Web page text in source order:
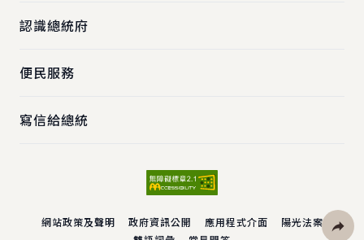
認識總統府
便民服務
寫信給總統
網站政策及聲明 政府資訊公開 應用程式介面
陽光法案